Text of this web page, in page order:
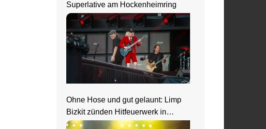
Superlative am Hockenheimring
Ohne Hose und gut gelaunt: Limp
Bizkit zünden Hitfeuerwerk in
Saarbrücken